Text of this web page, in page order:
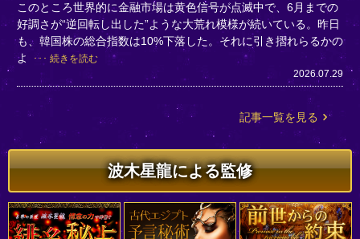
このところ世界的に金融市場は黄色信号が点滅中で、6月までの
好調さが“逆回転し出した”ような大荒れ模様が続いている。昨日
も、韓国株の総合指数は10%下落した。それに引き摺れらるかの
よ
続きを読む
2026.07.29
記事一覧を見る
波木星龍による監修